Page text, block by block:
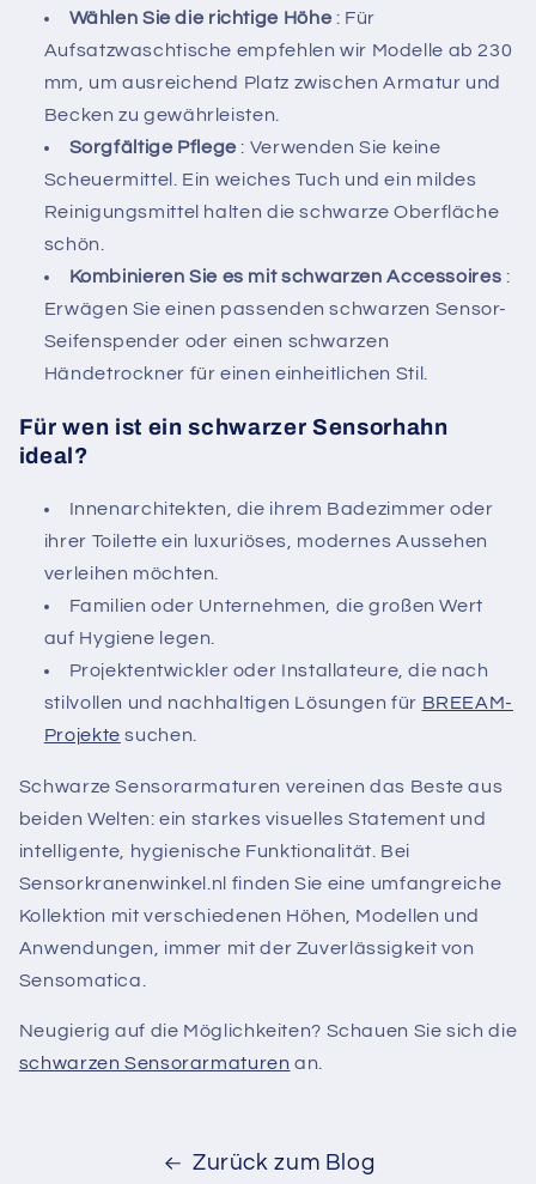
Wählen Sie die richtige Höhe : Für
Aufsatzwaschtische empfehlen wir Modelle ab 230
mm, um ausreichend Platz zwischen Armatur und
Becken zu gewährleisten.
Sorgfältige Pflege : Verwenden Sie keine
Scheuermittel. Ein weiches Tuch und ein mildes
Reinigungsmittel halten die schwarze Oberfläche
schön.
Kombinieren Sie es mit schwarzen Accessoires :
Erwägen Sie einen passenden schwarzen Sensor-
Seifenspender oder einen schwarzen
Händetrockner für einen einheitlichen Stil.
Für wen ist ein schwarzer Sensorhahn
ideal?
Innenarchitekten, die ihrem Badezimmer oder
ihrer Toilette ein luxuriöses, modernes Aussehen
verleihen möchten.
Familien oder Unternehmen, die großen Wert
auf Hygiene legen.
Projektentwickler oder Installateure, die nach
stilvollen und nachhaltigen Lösungen für BREEAM-
Projekte suchen.
Schwarze Sensorarmaturen vereinen das Beste aus
beiden Welten: ein starkes visuelles Statement und
intelligente, hygienische Funktionalität. Bei
Sensorkranenwinkel.nl finden Sie eine umfangreiche
Kollektion mit verschiedenen Höhen, Modellen und
Anwendungen, immer mit der Zuverlässigkeit von
Sensomatica.
Neugierig auf die Möglichkeiten? Schauen Sie sich die
schwarzen Sensorarmaturen an.
Zurück zum Blog